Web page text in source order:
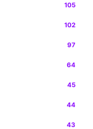
105
102
97
64
45
44
43